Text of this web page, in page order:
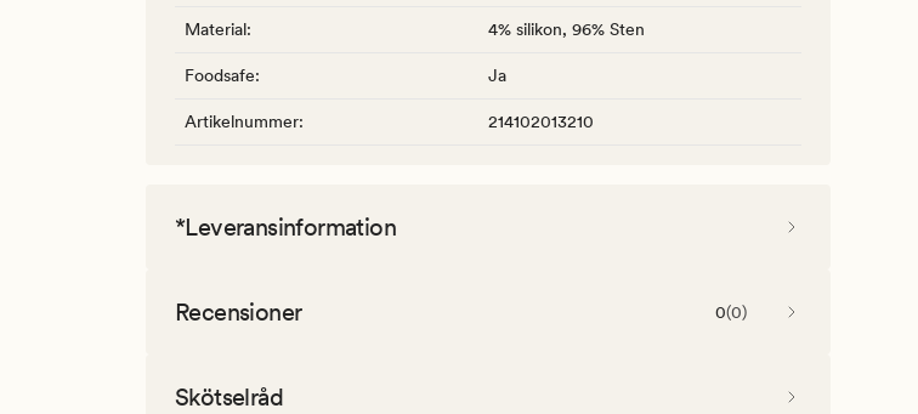
Material: 4% silikon, 96% Sten
Foodsafe: Ja
Artikelnummer: 214102013210
*Leveransinformation
Recensioner 0(0)
Skötselråd